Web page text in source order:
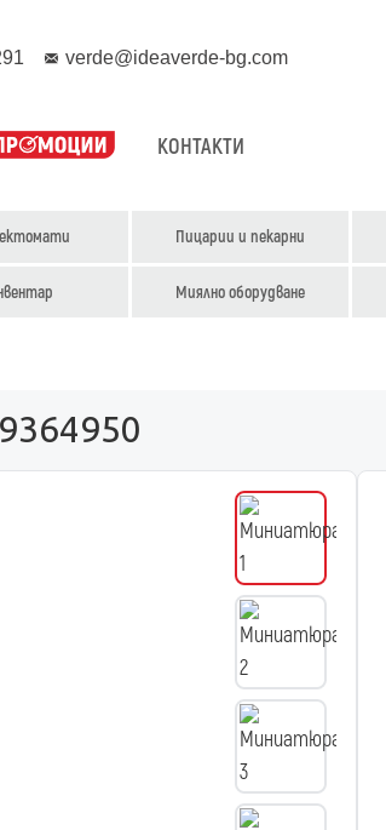
verde@ideaverde-bg.com
КОНТАКТИ
Пицарии и пекарни
Миялно оборудване